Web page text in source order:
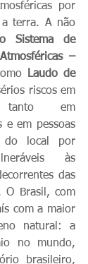
por
a terra. A não
Sistema de
–
Laudo de
riscos em
tanto em
e em pessoas
do local por
às
das
O Brasil, com
com a maior
natural: a
no mundo,
brasileiro,